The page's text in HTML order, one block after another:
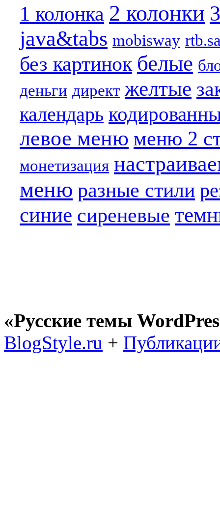
1 колонка 2 колонки
java&tabs mobisway
без картинок белые
деньги директ желтые
календарь
левое меню меню 2
монетизация
меню разные стили
синие сиреневые
«Русские темы
BlogStyle.ru +